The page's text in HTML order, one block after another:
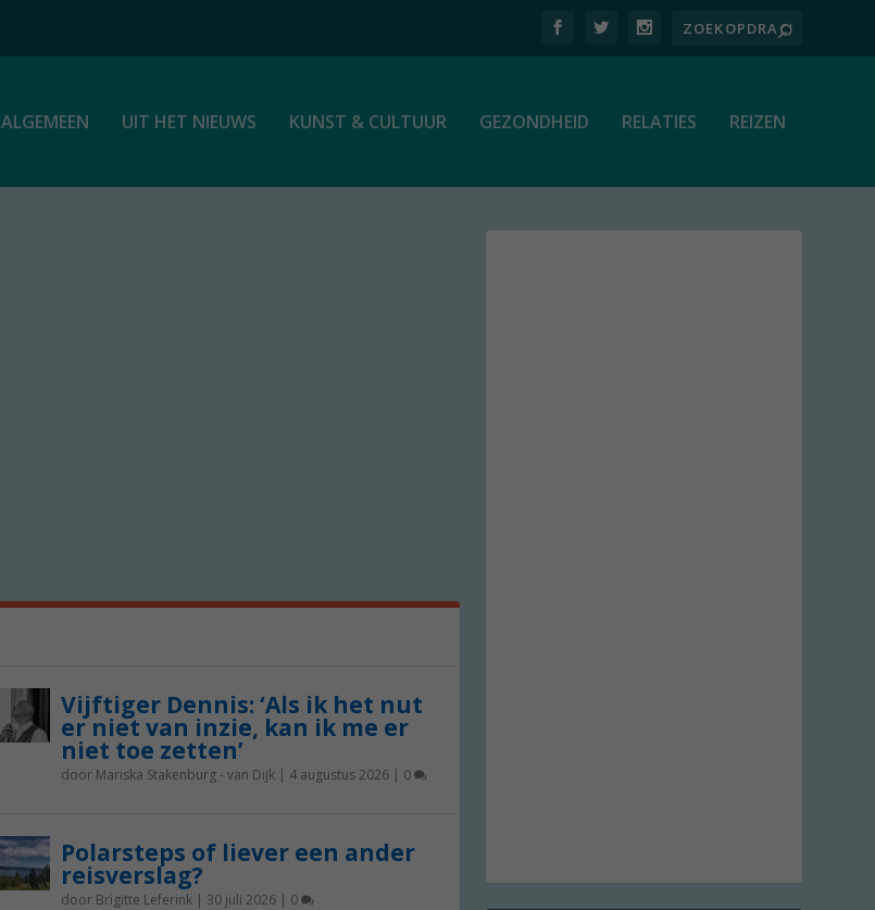
ALGEMEEN UIT HET NIEUWS KUNST & CULTUUR GEZONDHEID RELATIES REIZEN
Vijftiger Dennis: ‘Als ik het nut
er niet van inzie, kan ik me er
niet toe zetten’
door Mariska Stakenburg - van Dijk| 4 augustus 2026| 0
Polarsteps of liever een ander
reisverslag?
door Brigitte Leferink| 30 juli 2026| 0